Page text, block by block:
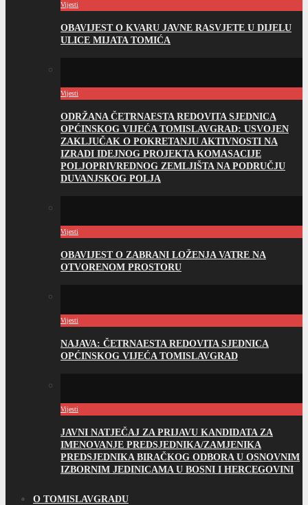
Vijesti
OBAVIJEST O KVARU JAVNE RASVJETE U DIJELU
ULICE MIJATA TOMIĆA
Vijesti
ODRŽANA ČETRNAESTA REDOVITA SJEDNICA
OPĆINSKOG VIJEĆA TOMISLAVGRAD: USVOJEN
ZAKLJUČAK O POKRETANJU AKTIVNOSTI NA
IZRADI IDEJNOG PROJEKTA KOMASACIJE
POLJOPRIVREDNOG ZEMLJIŠTA NA PODRUČJU
DUVANJSKOG POLJA
Vijesti
OBAVIJEST O ZABRANI LOŽENJA VATRE NA
OTVORENOM PROSTORU
Vijesti
NAJAVA: ČETRNAESTA REDOVITA SJEDNICA
OPĆINSKOG VIJEĆA TOMISLAVGRAD
Vijesti
JAVNI NATJEČAJ ZA PRIJAVU KANDIDATA ZA
IMENOVANJE PREDSJEDNIKA/ZAMJENIKA
PREDSJEDNIKA BIRAČKOG ODBORA U OSNOVNIM
IZBORNIM JEDINICAMA U BOSNI I HERCEGOVINI
O TOMISLAVGRADU